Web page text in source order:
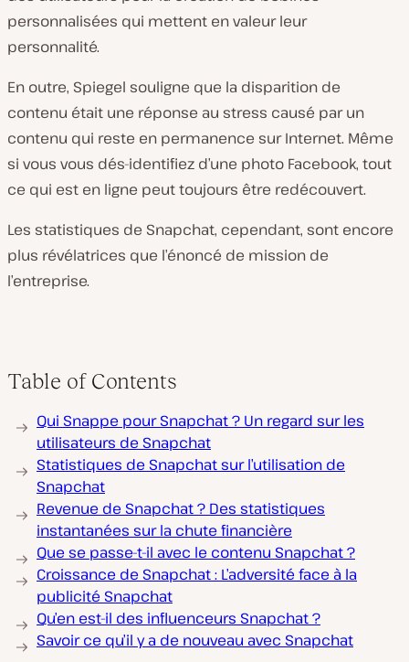
personnalisées qui mettent en valeur leur
personnalité.
En outre, Spiegel souligne que la disparition de
contenu était une réponse au stress causé par un
contenu qui reste en permanence sur Internet. Même
si vous vous dés-identifiez d’une photo Facebook, tout
ce qui est en ligne peut toujours être redécouvert.
Les statistiques de Snapchat, cependant, sont encore
plus révélatrices que l’énoncé de mission de
l’entreprise.
Table of Contents
Qui Snappe pour Snapchat ? Un regard sur les
utilisateurs de Snapchat
Statistiques de Snapchat sur l’utilisation de
Snapchat
Revenue de Snapchat ? Des statistiques
instantanées sur la chute financière
Que se passe-t-il avec le contenu Snapchat ?
Croissance de Snapchat : L’adversité face à la
publicité Snapchat
Qu’en est-il des influenceurs Snapchat ?
Savoir ce qu’il y a de nouveau avec Snapchat